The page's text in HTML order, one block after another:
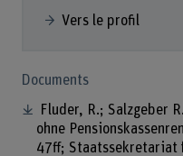
Vers le profil
Documents
Fluder, R.; Salzgeber
ohne
47ff; Staatssekretariat